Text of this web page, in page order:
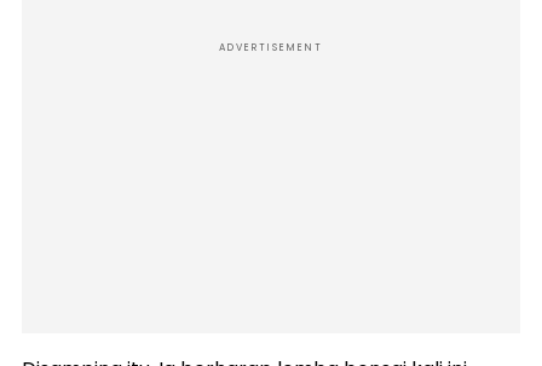
ADVERTISEMENT